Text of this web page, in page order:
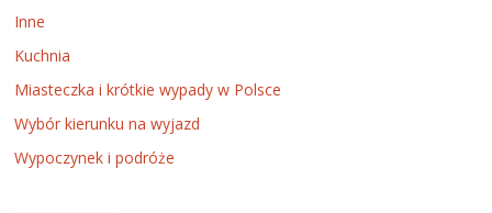
Inne
Kuchnia
Miasteczka i krótkie wypady w Polsce
Wybór kierunku na wyjazd
Wypoczynek i podróże